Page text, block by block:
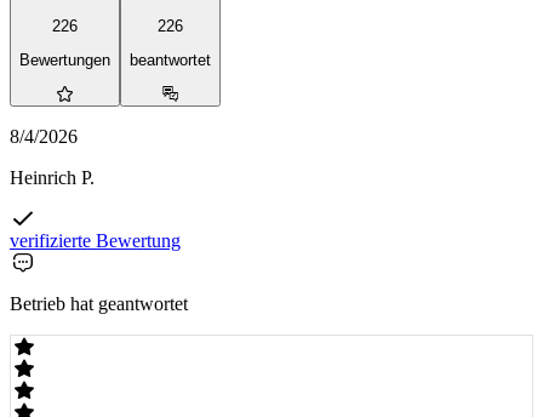
226
Bewertungen
226
beantwortet
8/4/2026
Heinrich P.
verifizierte Bewertung
Betrieb hat geantwortet